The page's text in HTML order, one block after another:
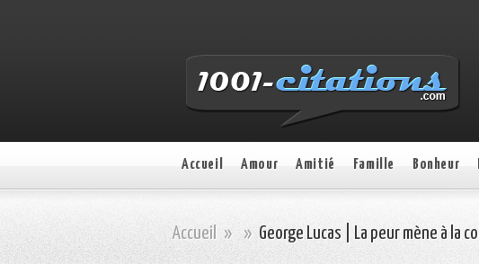
Accueil Amour Amitié Famille Bonheur
Accueil » » George Lucas | La peur mène à la